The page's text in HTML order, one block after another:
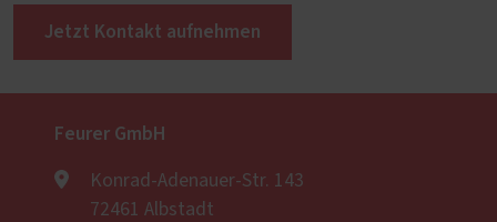
Jetzt Kontakt aufnehmen
Feurer GmbH
Konrad-Adenauer-Str. 143
72461 Albstadt